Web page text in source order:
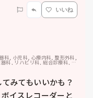
いいね
科, 小児科, 心療内科, 整形外科,
科, リハビリ科, 総合診療科, 救
科, ママナース, 外来, 神経内
みてもいいかも？
イスレコーダーと